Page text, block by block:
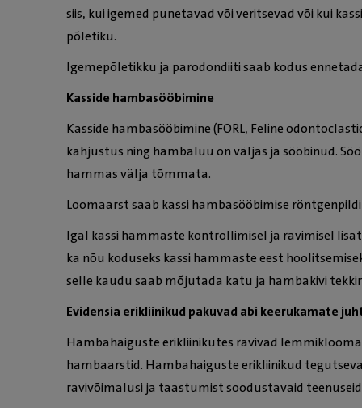
siis, kui igemed punetavad või veritsevad või kui
põletiku.
Igemepõletikku ja parodondiiti saab kodus
Kasside hambasööbimine
Kasside hambasööbimine (FORL, Feline
kahjustus ning hambaluu on väljas ja sööbinud.
hammas välja tõmmata.
Loomaarst saab kassi hambasööbimise
Igal kassi hammaste kontrollimisel ja ravimisel
ka nõu koduseks kassi hammaste eest
selle kaudu saab mõjutada katu ja hambakivi
Evidensia erikliinikud pakuvad abi keerukamate
Hambahaiguste erikliinikutes ravivad
hambaarstid. Hambahaiguste erikliinikud
ravivõimalusi ja taastumist soodustavaid